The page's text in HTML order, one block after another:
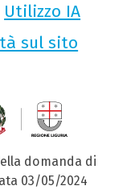
Utilizzo IA
sul sito
domanda di
03/05/2024